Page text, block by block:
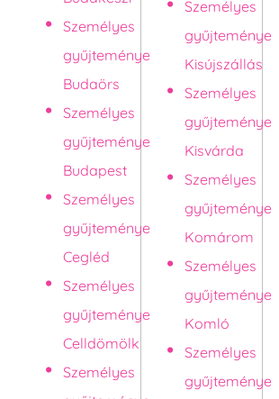
Személyes
gyűjteménye
Budaörs
Személyes
gyűjteménye
Budapest
Személyes
gyűjteménye
Cegléd
Személyes
gyűjteménye
Celldömölk
Személyes
Személyes
gyűjteménye
Kisújszállás
Személyes
gyűjteménye
Kisvárda
Személyes
gyűjteménye
Komárom
Személyes
gyűjteménye
Komló
Személyes
gyűjteménye